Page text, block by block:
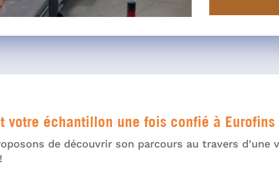
votre échantillon une fois confié à Eurofins
de découvrir son parcours au travers